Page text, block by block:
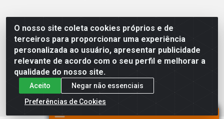
O nosso site coleta cookies próprios e de
terceiros para proporcionar uma experiência
personalizada ao usuário, apresentar publicidade
relevante de acordo com o seu perfil e melhorar a
qualidade do nosso site.
Aceito
Negar não essenciais
Preferências de Cookies
Abreu & Silva - Rua Padre Jose de Souza Leite, 265 -
Ariado, Olho D'Água das Flores/AL - CEP 57.442-000 -
CNPJ 04.790.656/0001-06